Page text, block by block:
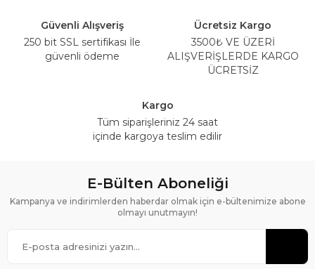
Güvenli Alışveriş
250 bit SSL sertifikası İle
güvenli ödeme
Ücretsiz Kargo
3500₺ VE ÜZERİ
ALIŞVERİŞLERDE KARGO
ÜCRETSİZ
Kargo
Tüm siparişleriniz 24 saat
içinde kargoya teslim edilir
E-Bülten Aboneliği
Kampanya ve indirimlerden haberdar olmak için e-bültenimize abone
olmayı unutmayın!